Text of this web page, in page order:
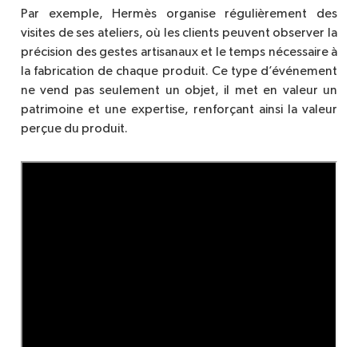
Par exemple, Hermès organise régulièrement des
visites de ses ateliers, où
les clients peuvent observer la
précision des gestes artisanaux et le temps nécessaire à
la fabrication de chaque produit. Ce type d’événement
ne vend pas seulement un objet, il met en valeur un
patrimoine et une expertise, renforçant ainsi la valeur
perçue du produit.